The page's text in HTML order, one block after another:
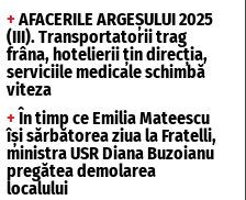
+ AFACERILE ARGEȘULUI 2025
(III). Transportatorii trag
frâna, hotelierii țin direcția,
serviciile medicale schimbă
viteza
+ În timp ce Emilia Mateescu
își sărbătorea ziua la Fratelli,
ministra USR Diana Buzoianu
pregătea demolarea
localului